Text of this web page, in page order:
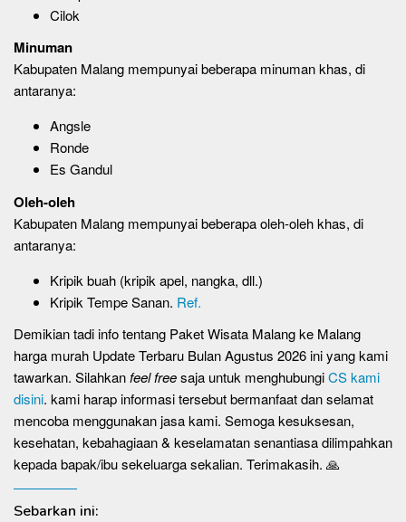
Cilok
Minuman
Kabupaten Malang mempunyai beberapa minuman khas, di
antaranya:
Angsle
Ronde
Es Gandul
Oleh-oleh
Kabupaten Malang mempunyai beberapa oleh-oleh khas, di
antaranya:
Kripik buah (kripik apel, nangka, dll.)
Kripik Tempe Sanan. Ref.
Demikian tadi info tentang Paket Wisata Malang ke Malang
harga murah Update Terbaru Bulan Agustus 2026 ini yang kami
tawarkan. Silahkanfeel freesaja untuk menghubungiCS kami
disini. kami harap informasi tersebut bermanfaat dan selamat
mencoba menggunakan jasa kami. Semoga kesuksesan,
kesehatan, kebahagiaan & keselamatan senantiasa dilimpahkan
kepada bapak/ibu sekeluarga sekalian. Terimakasih. 🙏
Sebarkan ini: